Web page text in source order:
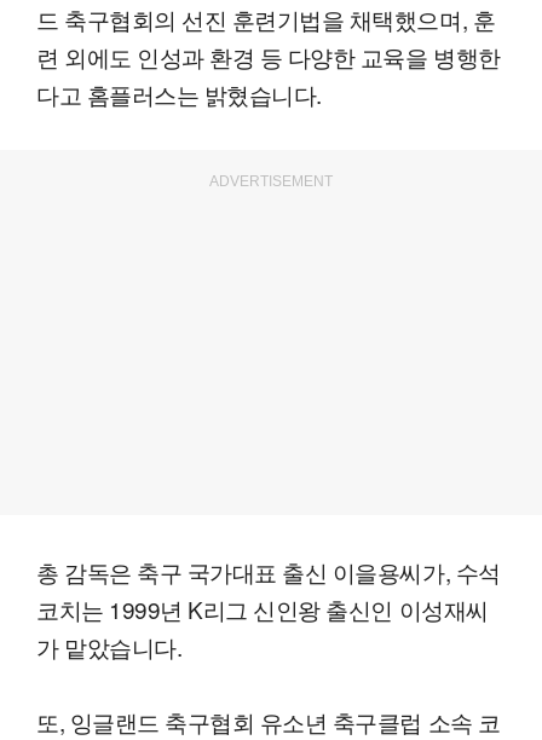
드 축구협회의 선진 훈련기법을 채택했으며, 훈
련 외에도 인성과 환경 등 다양한 교육을 병행한
다고 홈플러스는 밝혔습니다.
ADVERTISEMENT
총 감독은 축구 국가대표 출신 이을용씨가, 수석
코치는 1999년 K리그 신인왕 출신인 이성재씨
가 맡았습니다.
또, 잉글랜드 축구협회 유소년 축구클럽 소속 코